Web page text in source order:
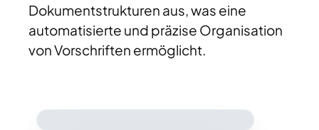
Dokumentstrukturen aus, was eine
automatisierte und präzise Organisation
von Vorschriften ermöglicht.​